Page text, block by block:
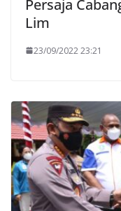
Persaja
Lim
23/09/2022 23:21